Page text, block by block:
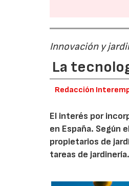
Innovación y
La
Redacción
El interés por
en España. Según
propietarios de
tareas de jardinería.